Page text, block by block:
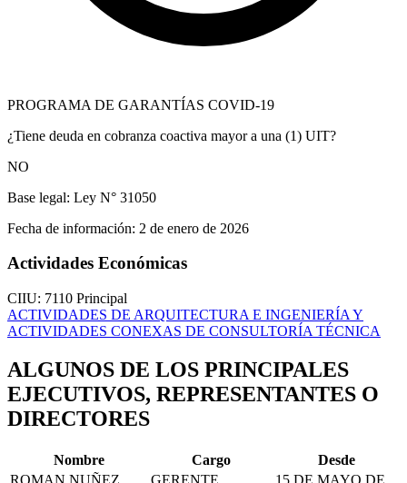
PROGRAMA DE GARANTÍAS COVID-19
¿Tiene deuda en cobranza coactiva mayor a una (1) UIT?
NO
Base legal: Ley N° 31050
Fecha de información: 2 de enero de 2026
Actividades Económicas
CIIU: 7110 Principal
ACTIVIDADES DE ARQUITECTURA E INGENIERÍA Y
ACTIVIDADES CONEXAS DE CONSULTORÍA TÉCNICA
ALGUNOS DE LOS PRINCIPALES
EJECUTIVOS, REPRESENTANTES O
DIRECTORES
Nombre Cargo
Desde
ROMAN NUÑEZ
GERENTE 15 DE MAYO DE